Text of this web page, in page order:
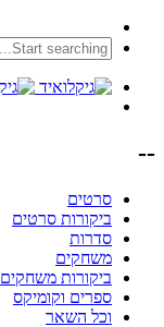
--
סרטים
ביקורות סרטים
סדרות
משחקים
ביקורות משחקים
ספרים וקומיקס
וכל השאר